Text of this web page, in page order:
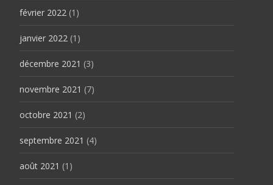
février 2022 (1)
janvier 2022 (1)
décembre 2021 (3)
novembre 2021 (7)
octobre 2021 (2)
septembre 2021 (4)
août 2021 (1)